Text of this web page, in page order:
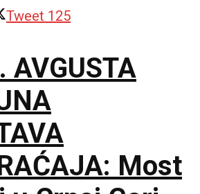
Tweet 125
AVGUSTA
Most